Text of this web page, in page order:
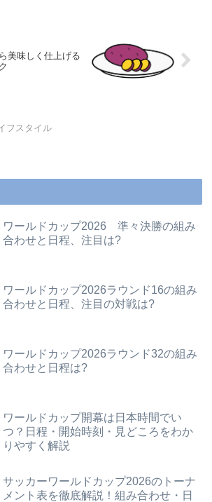
美味しく仕上げる
フスタイル
ワールドカップ2026 準々決勝の組み
合わせと日程、注目は?
ワールドカップ2026ラウンド16の組み
合わせと日程、注目の対戦は?
ワールドカップ2026ラウンド32の組み
合わせと日程は?
ワールドカップ開幕は日本時間でい
つ？日程・開始時刻・見どころをわか
りやすく解説
サッカーワールドカップ2026のトーナ
メント表を徹底解説！組み合わせ・日